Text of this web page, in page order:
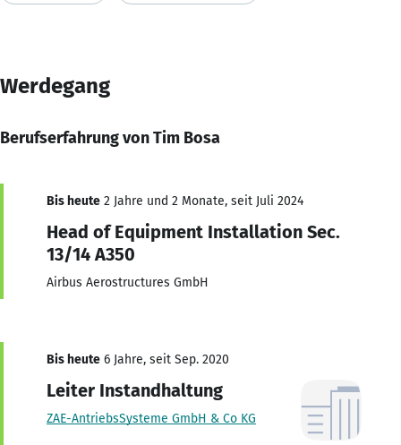
Werdegang
Berufserfahrung von Tim Bosa
Bis heute 2 Jahre und 2 Monate, seit Juli 2024
Head of Equipment Installation Sec.
13/14 A350
Airbus Aerostructures GmbH
Bis heute 6 Jahre, seit Sep. 2020
Leiter Instandhaltung
ZAE-AntriebsSysteme GmbH & Co KG